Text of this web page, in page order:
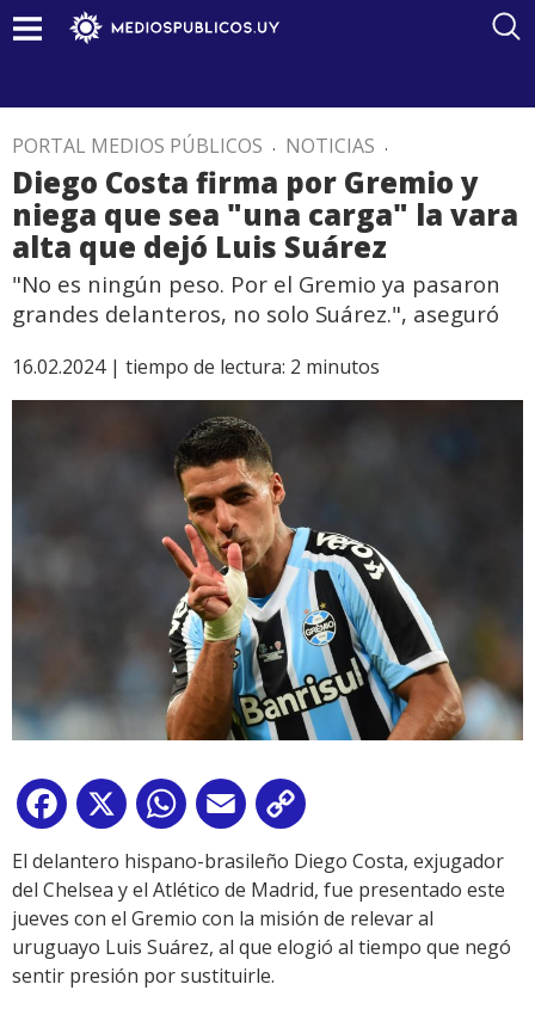
PORTAL MEDIOS PÚBLICOS . NOTICIAS .
Diego Costa firma por Gremio y
niega que sea "una carga" la vara
alta que dejó Luis Suárez
"No es ningún peso. Por el Gremio ya pasaron
grandes delanteros, no solo Suárez.", aseguró
16.02.2024 | tiempo de lectura: 2 minutos
Facebook
X WhatsApp
Email
Link
El delantero hispano-brasileño Diego Costa, exjugador
del Chelsea y el Atlético de Madrid, fue presentado este
jueves con el Gremio con la misión de relevar al
uruguayo Luis Suárez, al que elogió al tiempo que negó
sentir presión por sustituirle.